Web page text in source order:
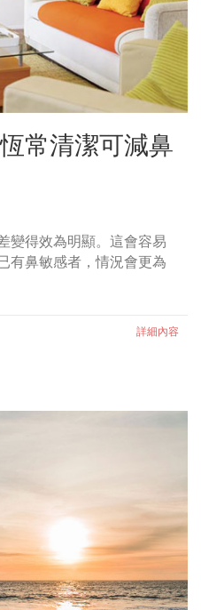
常清潔可減鼻
變得效為明顯。這會容易
有鼻敏感者，情況會更為
詳細內容